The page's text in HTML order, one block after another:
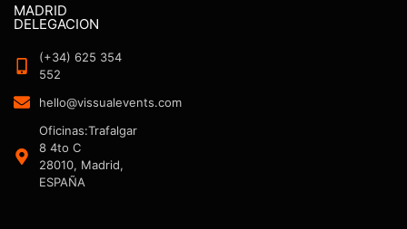
MADRID
DELEGACION
(+34) 625 354
552
hello@vissualevents.com
Oficinas:Trafalgar
8 4to C
28010, Madrid,
ESPAÑA